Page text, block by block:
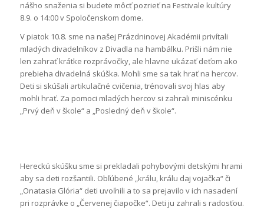
nášho snaženia si budete môcť pozrieť na Festivale kultúry
8.9. o 14:00 v Spoločenskom dome.
V piatok 10.8. sme na našej Prázdninovej Akadémii privítali
mladých divadelníkov z Divadla na hambálku. Prišli nám nie
len zahrať krátke rozprávočky, ale hlavne ukázať deťom ako
prebieha divadelná skúška. Mohli sme sa tak hrať na hercov.
Deti si skúšali artikulačné cvičenia, trénovali svoj hlas aby
mohli hrať. Za pomoci mladých hercov si zahrali miniscénku
„Prvý deň v škole“ a „Posledný deň v škole“.
Hereckú skúšku sme si prekladali pohybovými detskými hrami
aby sa deti rozšantili. Obľúbené „králu, králu daj vojačka“ či
„Onatasia Glória“ deti uvoľnili a to sa prejavilo v ich nasadení
pri rozprávke o „Červenej čiapočke“. Deti ju zahrali s radosťou.